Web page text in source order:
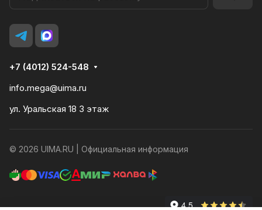
+7 (4012) 524-548
info.mega@uima.ru
ул. Уральская 18 3 этаж
© 2026 UIMA.RU | Официальная информация